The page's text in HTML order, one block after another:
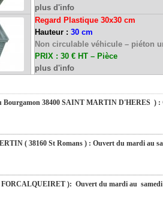
plus d'info
Regard Plastique 30x30 cm
Hauteur : 30 cm
Non circulable véhicule – piéton
PRIX : 30 € HT – Pièce
plus d'info
VALREAS ): Ouvert du mardi au samedi inclus de
ANNUELS : Nous serons fermés du 10 au 31
délais. Nous aurons le plaisir de vous
38400 SAINT MARTIN D'HERES ) :
( 38160 St Romans ) : Ouvert du mardi au
): Ouvert du mardi au samedi